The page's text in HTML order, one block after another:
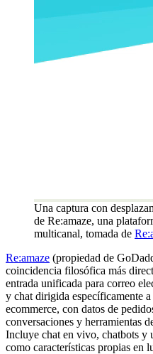
Una captura con
de Re:amaze, una
multicanal, tomada de
Re:amaze (propiedad de
coincidencia filosófica más
entrada unificada para correo
y chat dirigida específicamente
ecommerce, con datos de
conversaciones y herramientas
Incluye chat en vivo, chatbots y
como características propias en